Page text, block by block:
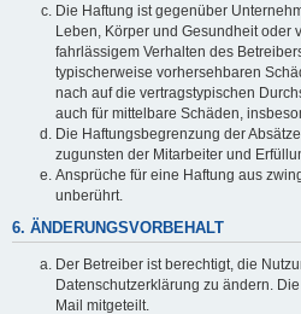
Die Haftung ist gegenüber
Leben, Körper und Gesundheit oder
fahrlässigem Verhalten des
typischerweise vorhersehbaren
nach auf die vertragstypischen
auch für mittelbare Schäden,
Die Haftungsbegrenzung der
zugunsten der Mitarbeiter und
Ansprüche für eine Haftung aus
unberührt.
6. ÄNDERUNGSVORBEHALT
Der Betreiber ist berechtigt, die
Datenschutzerklärung zu ändern.
Mail mitgeteilt.